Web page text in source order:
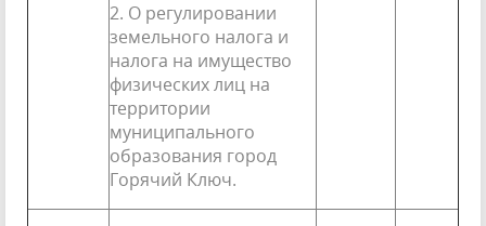
2. О регулировании
земельного налога и
налога на имущество
физических лиц на
территории
муниципального
образования город
Горячий Ключ.